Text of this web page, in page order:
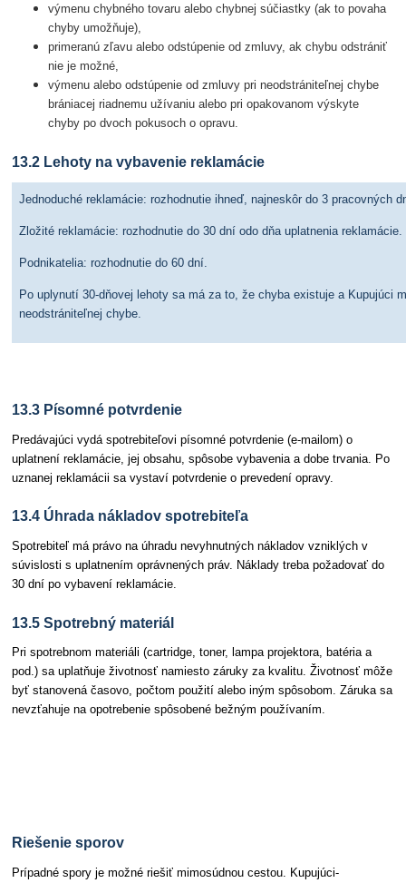
výmenu chybného tovaru alebo chybnej súčiastky (ak to povaha
chyby umožňuje),
primeranú zľavu alebo odstúpenie od zmluvy, ak chybu odstrániť
nie je možné,
výmenu alebo odstúpenie od zmluvy pri neodstrániteľnej chybe
brániacej riadnemu užívaniu alebo pri opakovanom výskyte
chyby po dvoch pokusoch o opravu.
13.2 Lehoty na vybavenie reklamácie
Jednoduché reklamácie: rozhodnutie ihneď, najneskôr do 3 pracovných
Zložité reklamácie: rozhodnutie do 30 dní odo dňa uplatnenia reklamácie.
Podnikatelia: rozhodnutie do 60 dní.
Po uplynutí 30-dňovej lehoty sa má za to, že chyba existuje a Kupujúci
neodstrániteľnej chybe.
13.3 Písomné potvrdenie
Predávajúci vydá spotrebiteľovi písomné potvrdenie (e-mailom) o
uplatnení reklamácie, jej obsahu, spôsobe vybavenia a dobe trvania. Po
uznanej reklamácii sa vystaví potvrdenie o prevedení opravy.
13.4 Úhrada nákladov spotrebiteľa
Spotrebiteľ má právo na úhradu nevyhnutných nákladov vzniklých v
súvislosti s uplatnením oprávnených práv. Náklady treba požadovať do
30 dní po vybavení reklamácie.
13.5 Spotrebný materiál
Pri spotrebnom materiáli (cartridge, toner, lampa projektora, batéria a
pod.) sa uplatňuje životnosť namiesto záruky za kvalitu. Životnosť môže
byť stanovená časovo, počtom použití alebo iným spôsobom. Záruka sa
nevzťahuje na opotrebenie spôsobené bežným používaním.
Riešenie sporov
Prípadné spory je možné riešiť mimosúdnou cestou. Kupujúci-